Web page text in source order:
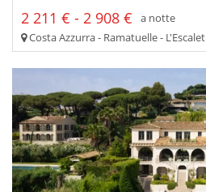
2 211 € - 2 908 €
a notte
Costa Azzurra - Ramatuelle - L'Escalet